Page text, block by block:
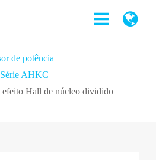
de potência
AHKC
efeito Hall de núcleo dividido